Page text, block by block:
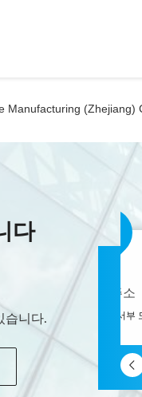
Manufacturing (Zhejiang)
다
습니다.
시, 제주특별자치도, 중국
공장 주소